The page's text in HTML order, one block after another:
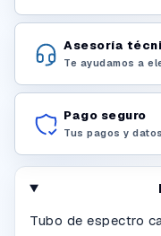
Asesoría
Te ayudamos a
Pago seguro
Tus pagos y
Tubo de espectro